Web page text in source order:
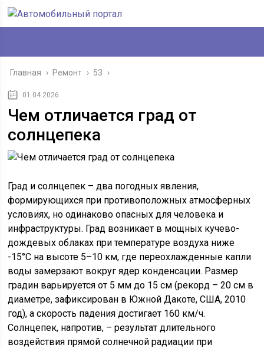
Главная › Ремонт › 53 ›
01.04.2026
Чем отличается град от
солнцепека
Град и солнцепек – два погодных явления,
формирующихся при противоположных атмосферных
условиях, но одинаково опасных для человека и
инфраструктуры. Град возникает в мощных кучево-
дождевых облаках при температуре воздуха ниже
-15°C на высоте 5–10 км, где переохлажденные капли
воды замерзают вокруг ядер конденсации. Размер
градин варьируется от 5 мм до 15 см (рекорд – 20 см в
диаметре, зафиксирован в Южной Дакоте, США, 2010
год), а скорость падения достигает 160 км/ч.
Солнцепек, напротив, – результат длительного
воздействия прямой солнечной радиации при